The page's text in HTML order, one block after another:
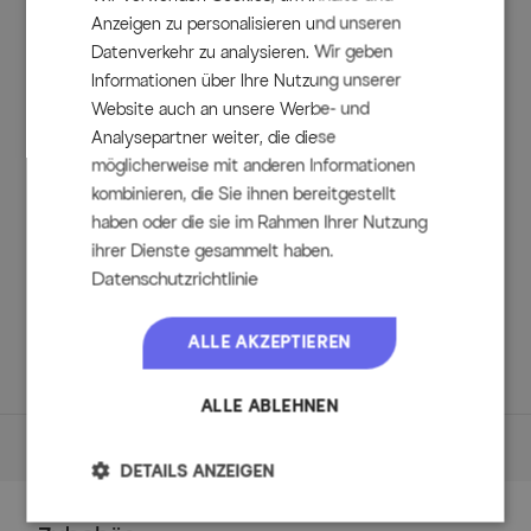
mehrfach verstellen. Zudem sind sie klappbar und nehmen
nur wenig Platz weg.
Die FSC®-Zertifizierung dieses Möbelstücks garantiert,
dass das für diesen Artikel verwendete Holz aus
1x OUTFLEXX Ausziehtisch silber/natur, ca. 220/340 x 100
x 75-77 cm
x 110 cm (417476)
Anzeigen zu personalisieren und unseren
Datenverkehr zu analysieren. Wir geben
Informationen über Ihre Nutzung unserer
Website auch an unsere Werbe- und
Analysepartner weiter, die diese
möglicherweise mit anderen Informationen
kombinieren, die Sie ihnen bereitgestellt
haben oder die sie im Rahmen Ihrer Nutzung
ihrer Dienste gesammelt haben.
Datenschutzrichtlinie
ALLE AKZEPTIEREN
ALLE ABLEHNEN
DETAILS ANZEIGEN